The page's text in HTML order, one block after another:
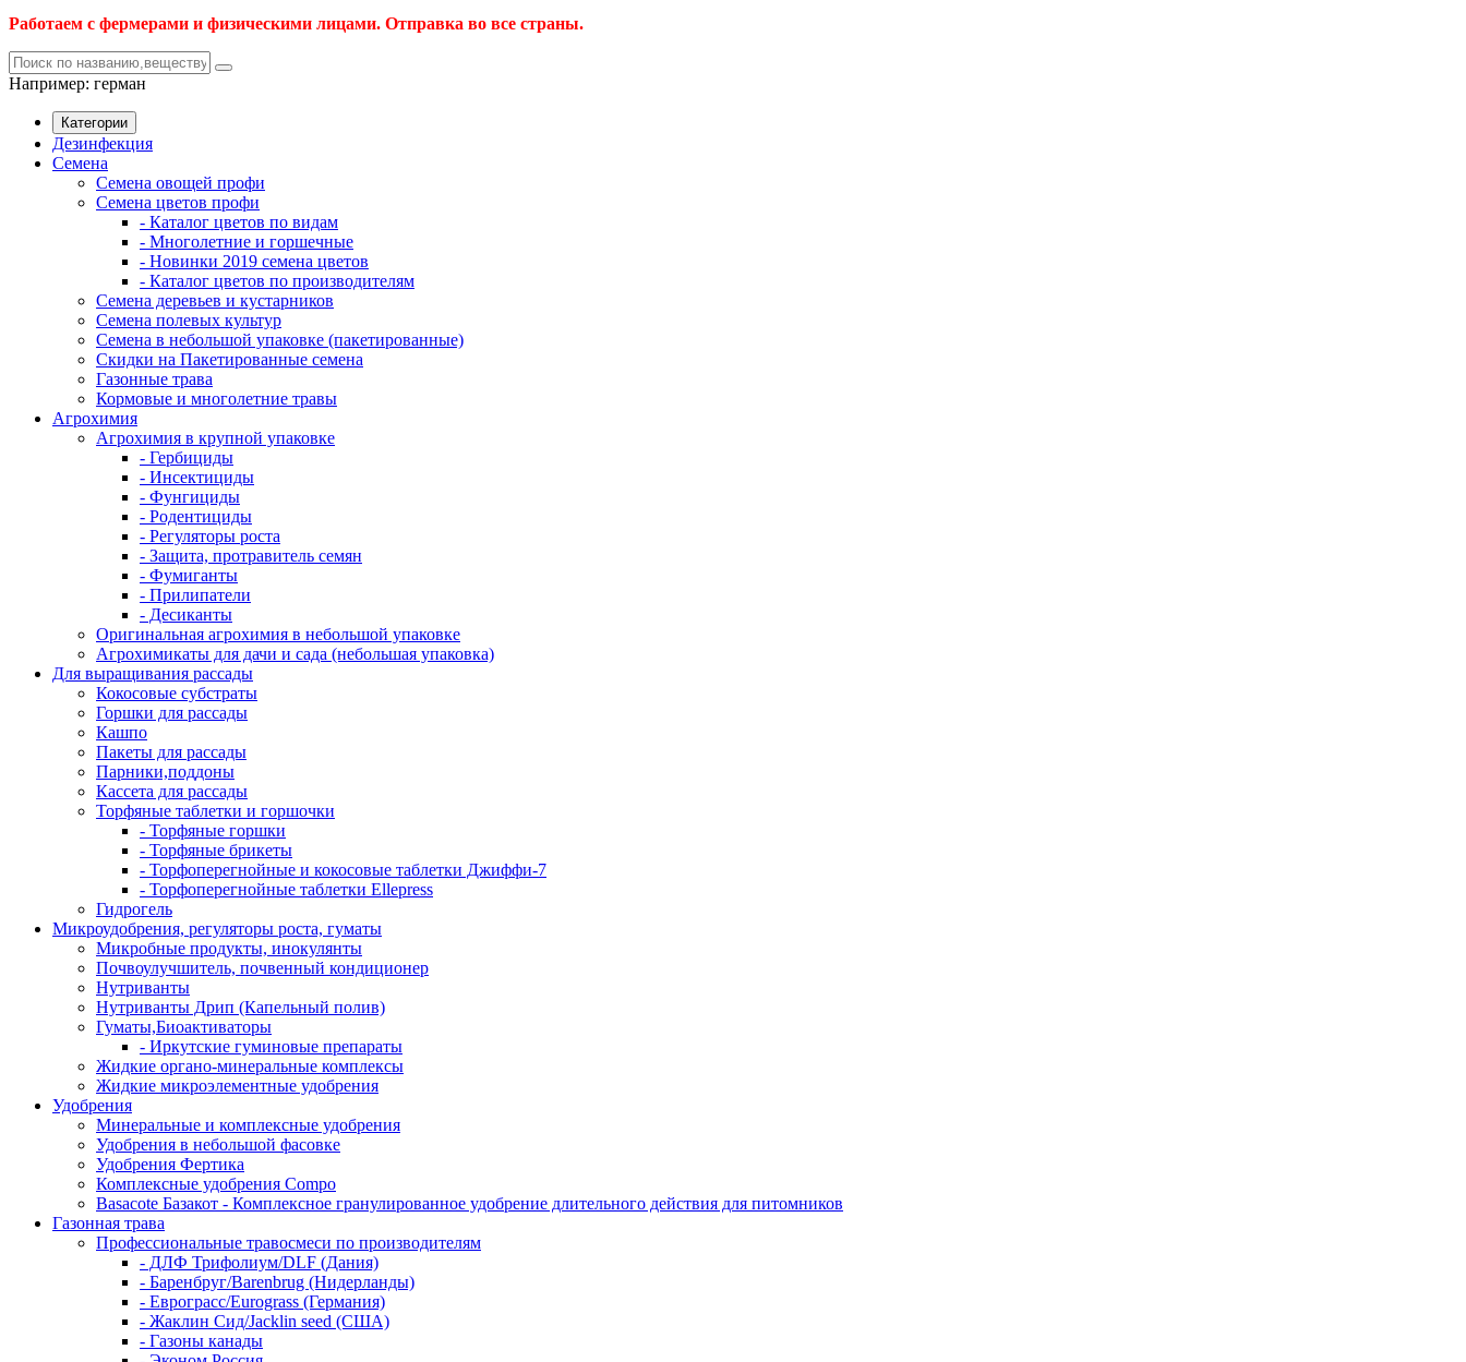
Работаем с фермерами и физическими лицами. Отправка во все страны.
Например: герман
Категории
Дезинфекция
Семена
Семена овощей профи
Семена цветов профи
- Каталог цветов по видам
- Многолетние и горшечные
- Новинки 2019 семена цветов
- Каталог цветов по производителям
Семена деревьев и кустарников
Семена полевых культур
Семена в небольшой упаковке (пакетированные)
Скидки на Пакетированные семена
Газонные трава
Кормовые и многолетние травы
Агрохимия
Агрохимия в крупной упаковке
- Гербициды
- Инсектициды
- Фунгициды
- Родентициды
- Регуляторы роста
- Защита, протравитель семян
- Фумиганты
- Прилипатели
- Десиканты
Оригинальная агрохимия в небольшой упаковке
Агрохимикаты для дачи и сада (небольшая упаковка)
Для выращивания рассады
Кокосовые субстраты
Горшки для рассады
Кашпо
Пакеты для рассады
Парники,поддоны
Кассета для рассады
Торфяные таблетки и горшочки
- Торфяные горшки
- Торфяные брикеты
- Торфоперегнойные и кокосовые таблетки Джиффи-7
- Торфоперегнойные таблетки Ellepress
Гидрогель
Микроудобрения, регуляторы роста, гуматы
Микробные продукты, инокулянты
Почвоулучшитель, почвенный кондиционер
Нутриванты
Нутриванты Дрип (Капельный полив)
Гуматы,Биоактиваторы
- Иркутские гуминовые препараты
Жидкие органо-минеральные комплексы
Жидкие микроэлементные удобрения
Удобрения
Минеральные и комплексные удобрения
Удобрения в небольшой фасовке
Удобрения Фертика
Комплексные удобрения Compo
Basacote Базакот - Комплексное гранулированное удобрение длительного действия для питомников
Газонная трава
Профессиональные травосмеси по производителям
- ДЛФ Трифолиум/DLF (Дания)
- Баренбруг/Barenbrug (Нидерланды)
- Еврограсс/Eurograss (Германия)
- Жаклин Сид/Jacklin seed (США)
- Газоны канады